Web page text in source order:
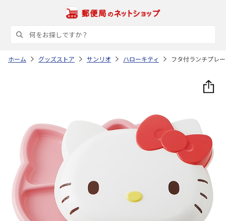
ホーム グッズストア サンリオ ハローキティ フタ付ランチプレ